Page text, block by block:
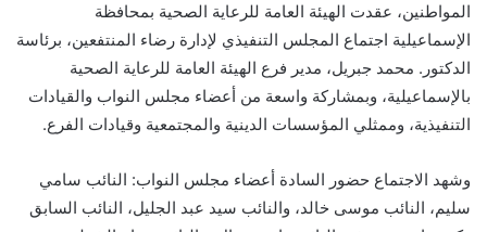
المواطنين، عقدت الهيئة العامة للرعاية الصحية بمحافظة
الإسماعيلية اجتماع المجلس التنفيذي لإدارة رضاء المنتفعين، برئاسة
الدكتور. محمد جبريل، مدير فرع الهيئة العامة للرعاية الصحية
بالإسماعيلية، وبمشاركة واسعة من أعضاء مجلس النواب والقيادات
التنفيذية، وممثلي المؤسسات الدينية والمجتمعية وقيادات الفرع.
وشهد الاجتماع حضور السادة أعضاء مجلس النواب: النائب سامي
سليم، النائب موسى خالد، والنائب سيد عبد الجليل، النائب السابق